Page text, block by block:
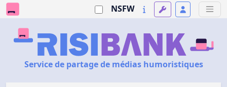
NSFW
Service de partage de médias humoristiques